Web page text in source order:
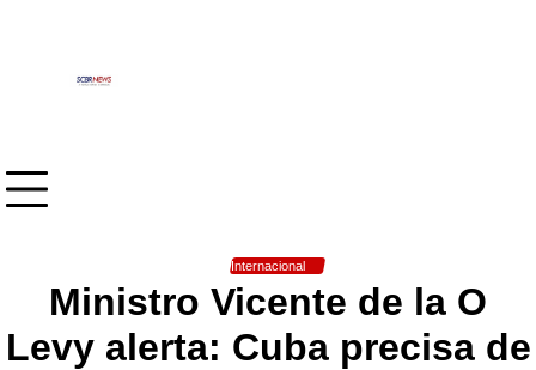
Internacional
Ministro Vicente de la O
Levy alerta: Cuba precisa de